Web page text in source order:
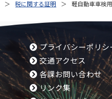
税に関する証明
軽自動車車検
プライバシーポリシ
交通アクセス
各課お問い合わせ
リンク集